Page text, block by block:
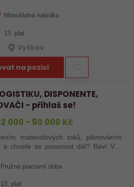
a celkově různorodá práce?
Mimořádná nabídka
13. plat
Vyškov
na pozici
DISPONENTE,
- přihlaš se!
000 - 50 000 Kč
materiálových toků, plánováním
a chcete se posunout dál? Baví Vás
materiál dorazil včas, výroba běžela
Pružná pracovní doba
13. plat